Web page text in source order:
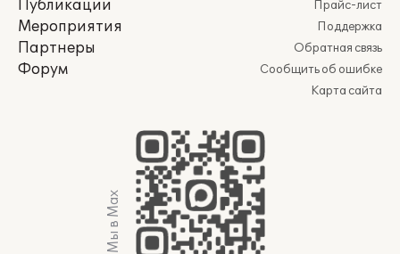
Публикации
Мероприятия
Партнеры
Форум
Прайс-лист
Поддержка
Обратная связь
Сообщить об ошибке
Карта сайта
Мы в Max